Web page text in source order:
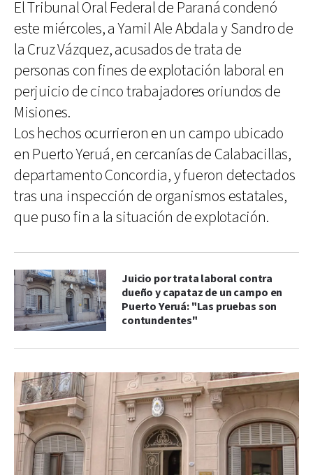
El Tribunal Oral Federal de Paraná condenó
este miércoles, a Yamil Ale Abdala y Sandro de
la Cruz Vázquez, acusados de trata de
personas con fines de explotación laboral en
perjuicio de cinco trabajadores oriundos de
Misiones.
Los hechos ocurrieron en un campo ubicado
en Puerto Yeruá, en cercanías de Calabacillas,
departamento Concordia, y fueron detectados
tras una inspección de organismos estatales,
que puso fin a la situación de explotación.
Juicio por trata laboral contra
dueño y capataz de un campo en
Puerto Yeruá: "Las pruebas son
contundentes"